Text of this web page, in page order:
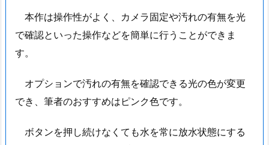
本作は操作性がよく、カメラ固定や汚れの有無を光
で確認といった操作などを簡単に行うことができま
す。
オプションで汚れの有無を確認できる光の色が変更
でき、筆者のおすすめはピンク色です。
ボタンを押し続けなくても水を常に放水状態にする